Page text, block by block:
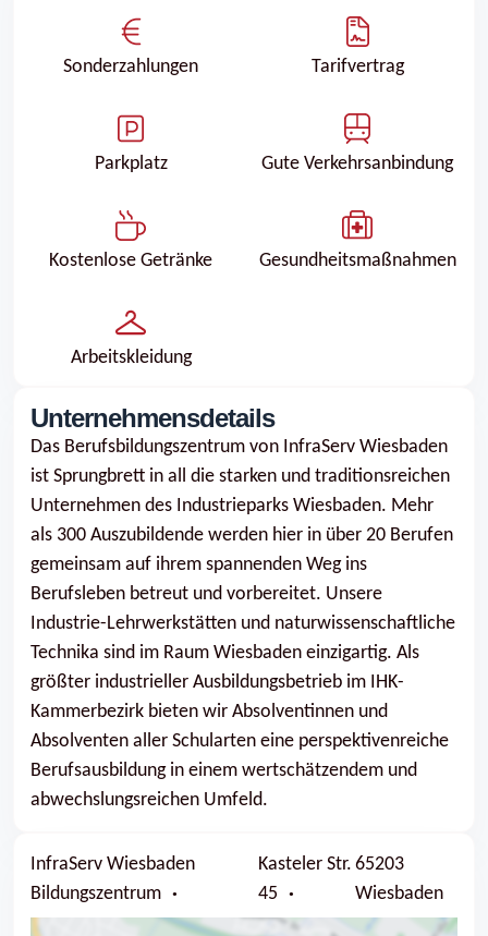
Sonder­zahlungen Tarifvertrag
Parkplatz Gute Verkehrs­anbindung
Kostenlose Getränke Gesundheits­maßnahmen
Arbeits­kleidung
Unternehmensdetails
Das Berufsbildungszentrum von InfraServ Wiesbaden
ist Sprungbrett in all die starken und traditions­reichen
Unternehmen des Industrieparks Wiesbaden. Mehr
als 300 Auszubildende wer­den hier in über 20 Berufen
gemeinsam auf ihrem spannenden Weg ins
Berufsleben betreut und vorbe­reitet. Unsere
Industrie-Lehrwerkstätten und naturwissenschaftliche
Technika sind im Raum Wiesba­den einzig­artig. Als
größter industrieller Ausbildungsbetrieb im IHK-
Kammerbezirk bieten wir Absol­ventinnen und
Absolventen aller Schularten eine perspektivenreiche
Berufsausbildung in einem wert­schätzendem und
abwechslungsreichen Umfeld.
InfraServ Wiesbaden
Bildungszentrum
Kasteler Str.
45
65203
Wiesbaden